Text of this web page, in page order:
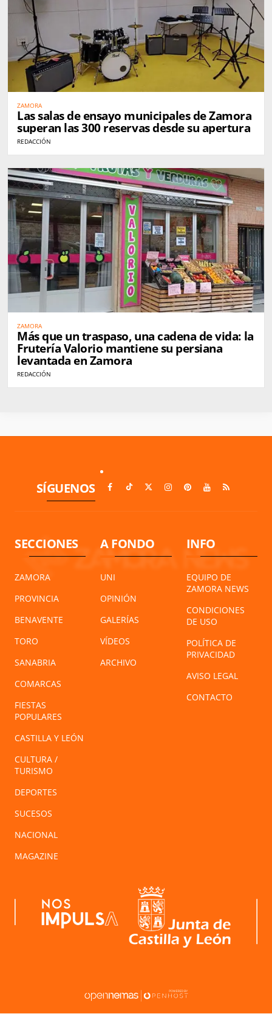
ZAMORA
Las salas de ensayo municipales de Zamora
superan las 300 reservas desde su apertura
REDACCIÓN
ZAMORA
Más que un traspaso, una cadena de vida: la
Frutería Valorio mantiene su persiana
levantada en Zamora
REDACCIÓN
SÍGUENOS
SECCIONES
ZAMORA
PROVINCIA
BENAVENTE
TORO
SANABRIA
COMARCAS
FIESTAS
POPULARES
CASTILLA Y LEÓN
CULTURA /
TURISMO
DEPORTES
SUCESOS
NACIONAL
MAGAZINE
A FONDO
UNI
OPINIÓN
GALERÍAS
VÍDEOS
ARCHIVO
INFO
EQUIPO DE
ZAMORA NEWS
CONDICIONES
DE USO
POLÍTICA DE
PRIVACIDAD
AVISO LEGAL
CONTACTO